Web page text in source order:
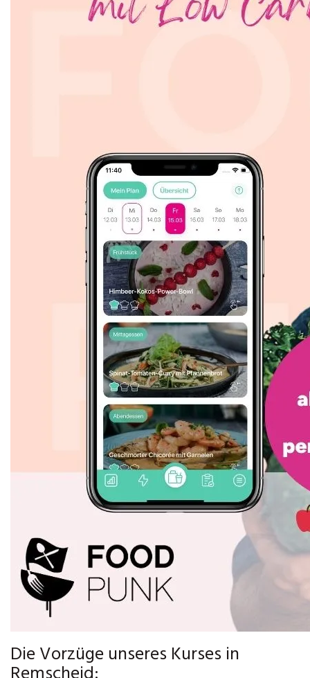
Die Vorzüge unseres Kurses in